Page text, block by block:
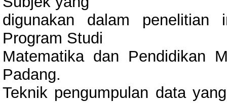
digunakan dalam
Program Studi
Matematika dan Pendidikan
Padang.
Teknik pengumpulan data